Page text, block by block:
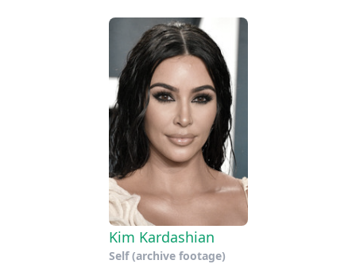
Kim Kardashian
Self (archive footage)